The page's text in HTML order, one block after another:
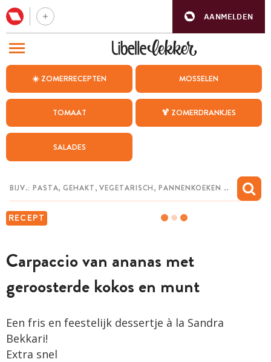
AANMELDEN
☀️ ZOMERRECEPTEN MOSSELEN
TOMAAT 🍹 ZOMERDRANKJES
SALADES
RECEPT
Carpaccio van ananas met
geroosterde kokos en munt
Een fris en feestelijk dessertje à la Sandra
Bekkari!
Extra snel
BEZOEK ONZE ANDERE WEBSITES
WEEKMENU
CHAT MET MAIA
MIJN BEWAARDE RECEPTEN